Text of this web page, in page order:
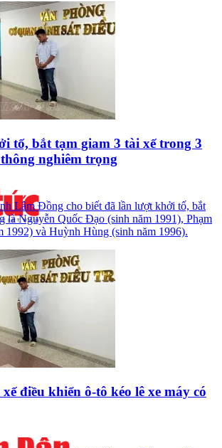
tố, bắt tạm giam 3 tài xế trong 3
nghiêm trọng
Lâm Đồng cho biết đã lần lượt khởi tố, bắt
là Nguyễn Quốc Đạo (sinh năm 1991), Phạm
1992) và Huỳnh Hùng (sinh năm 1996).
điều khiển ô-tô kéo lê xe máy có